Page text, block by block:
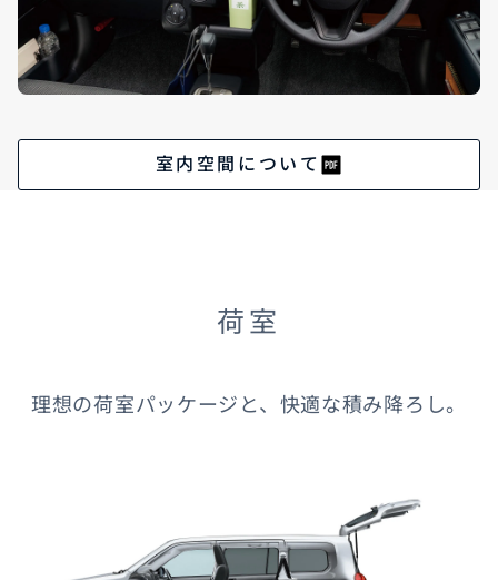
室内空間について
荷室
理想の荷室パッケージと、快適な積み降ろし。